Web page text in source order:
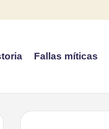
Fallas míticas